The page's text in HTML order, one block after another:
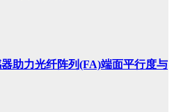
助力光纤阵列(FA)端面平行度与